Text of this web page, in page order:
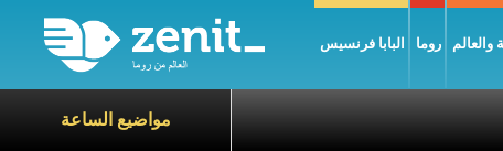
البابا فرنسيس روما والعالم
مواضيع الساعة